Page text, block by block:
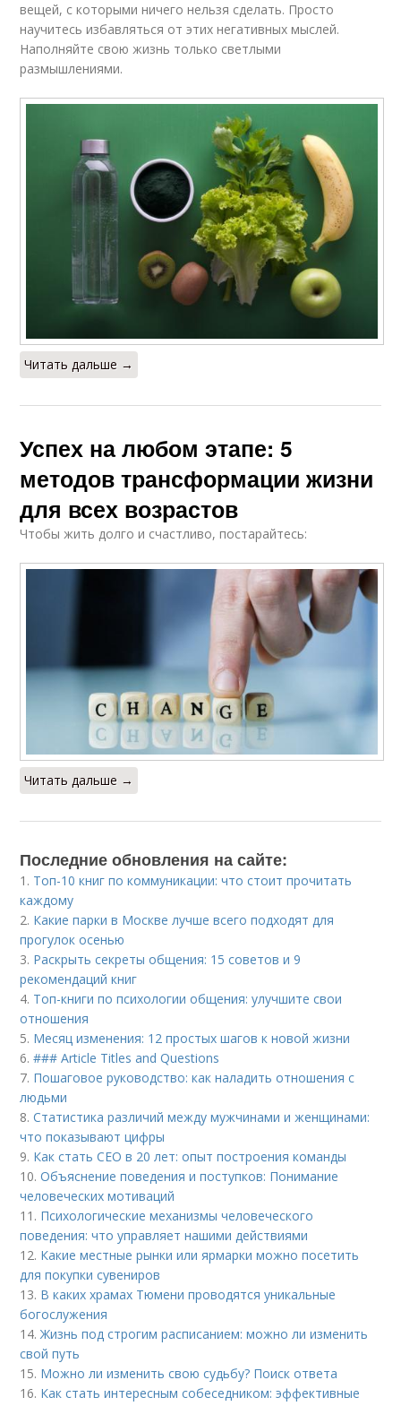
вещей, с которыми ничего нельзя сделать. Просто
научитесь избавляться от этих негативных мыслей.
Наполняйте свою жизнь только светлыми
размышлениями.
Читать дальше →
Успех на любом этапе: 5
методов трансформации жизни
для всех возрастов
Чтобы жить долго и счастливо, постарайтесь:
Читать дальше →
Последние обновления на сайте:
1. Топ-10 книг по коммуникации: что стоит прочитать
каждому
2. Какие парки в Москве лучше всего подходят для
прогулок осенью
3. Раскрыть секреты общения: 15 советов и 9
рекомендаций книг
4. Топ-книги по психологии общения: улучшите свои
отношения
5. Месяц изменения: 12 простых шагов к новой жизни
6.### Article Titles and Questions
7. Пошаговое руководство: как наладить отношения с
людьми
8.Статистика различий между мужчинами и женщинами:
что показывают цифры
9. Как стать CEO в 20 лет: опыт построения команды
10.Объяснение поведения и поступков: Понимание
человеческих мотиваций
11. Психологические механизмы человеческого
поведения: что управляет нашими действиями
12. Какие местные рынки или ярмарки можно посетить
для покупки сувениров
13. В каких храмах Тюмени проводятся уникальные
богослужения
14.Жизнь под строгим расписанием: можно ли изменить
свой путь
15. Можно ли изменить свою судьбу? Поиск ответа
16. Как стать интересным собеседником: эффективные